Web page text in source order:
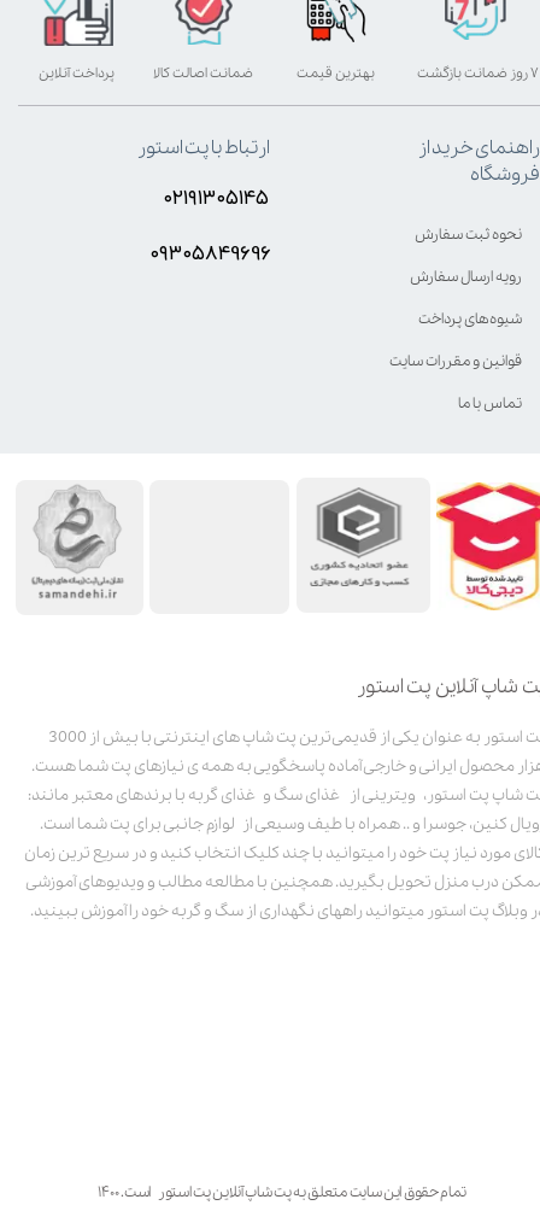
شاپ آنلاین پت استور
پت استور به عنوان یکی از قدیمی‌ترین پت شاپ های اینترنتی با بیش از 3000
محصول ایرانی و خارجی آماده پاسخگویی به همه ی نیازهای پت شما هست.
شاپ پت استور، ویترینی از غذای سگ و غذای گربه با برندهای معتبر مانند:
کنین، جوسرا و .. همراه با طیف وسیعی از لوازم جانبی برای پت شما است.
مورد نیاز پت خود را میتوانید با چند کلیک انتخاب کنید و در سریع ترین زمان
درب منزل تحویل بگیرید. همچنین با مطالعه مطالب و ویدیوهای آموزشی
وبلاگ پت استور میتوانید راههای نگهداری از سگ و گربه خود را آموزش ببینید.
تمام حقوق این سایت متعلق به پت شاپ آنلاین پت استور است. ۱۴۰۰
بهترین قیمت پرداخت آنلاین ۷ روز ضمانت بازگشت ضمانت اصالت کالا
راهنمای خرید از
فروشگاه
نحوه ثبت سفارش
رویه ارسال سفارش
شیوه‌های پرداخت
قوانین و مقررات سایت
تماس با ما
ارتباط با پت استور
۰۲۱۹۱۳۰۵۱۴۵
۰۹۳۰۵8۴9696